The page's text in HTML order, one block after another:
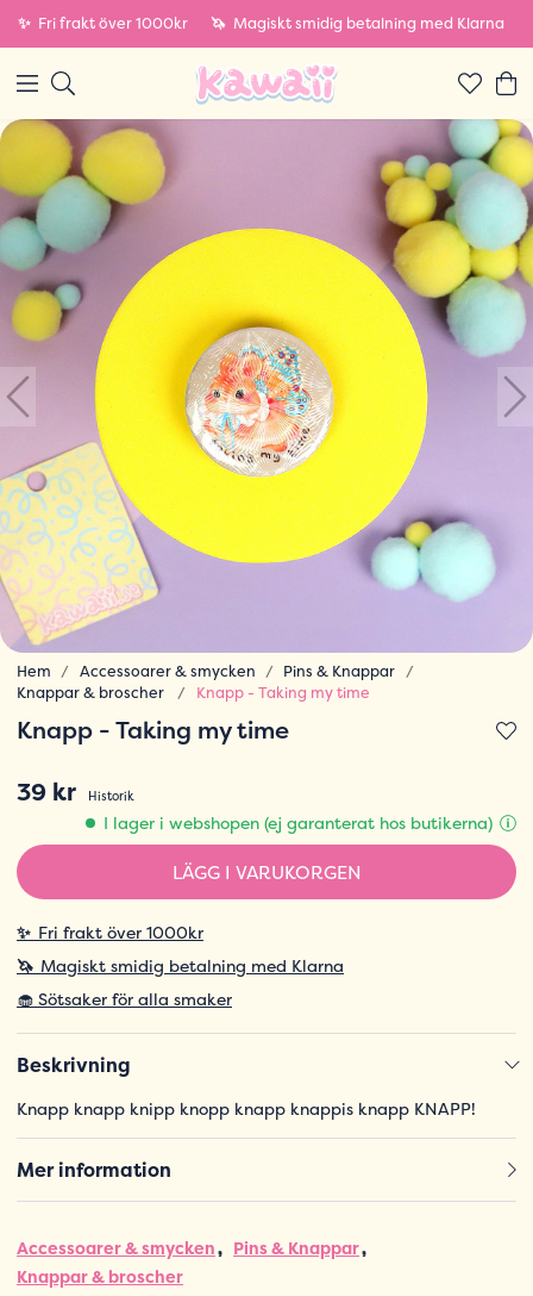
✨ Fri frakt över 1000kr 🦄 Magiskt smidig betalning med Klarna
Hem Accessoarer & smycken
Pins & Knappar
Knappar & broscher
Knapp - Taking my time
Knapp - Taking my time
39 kr
Historik
I lager i webshopen (ej garanterat hos butikerna)
LÄGG I VARUKORGEN
✨ Fri frakt över 1000kr
🦄 Magiskt smidig betalning med Klarna
🧁 Sötsaker för alla smaker
Beskrivning
Knapp knapp knipp knopp knapp knappis knapp KNAPP!
Mer information
Accessoarer & smycken
Pins & Knappar
Knappar & broscher